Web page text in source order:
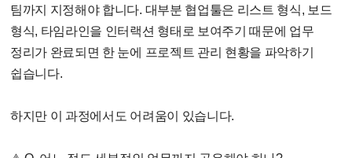
팀까지 지정해야 합니다. 대부분 협업툴은 리스트 형식, 보드
형식, 타임라인을 인터랙션 형태로 보여주기 때문에 업무
정리가 완료되면 한 눈에 프로젝트 관리 현황을 파악하기
쉽습니다.
하지만 이 과정에서도 어려움이 있습니다.